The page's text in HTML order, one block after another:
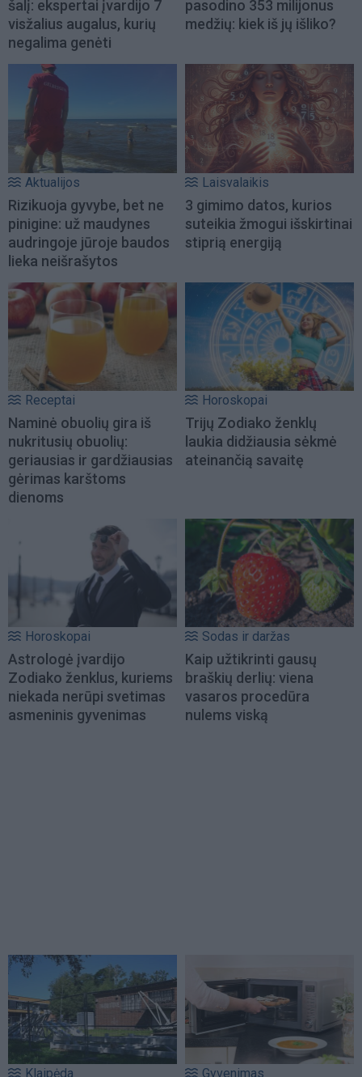
šalį: ekspertai įvardijo 7
visžalius augalus, kurių
negalima genėti
pasodino 353 milijonus
medžių: kiek iš jų išliko?
Aktualijos
Rizikuoja gyvybe, bet ne
pinigine: už maudynes
audringoje jūroje baudos
lieka neišrašytos
Laisvalaikis
3 gimimo datos, kurios
suteikia žmogui išskirtinai
stiprią energiją
Receptai
Naminė obuolių gira iš
nukritusių obuolių:
geriausias ir gardžiausias
gėrimas karštoms
dienoms
Horoskopai
Trijų Zodiako ženklų
laukia didžiausia sėkmė
ateinančią savaitę
Horoskopai
Astrologė įvardijo
Zodiako ženklus, kuriems
niekada nerūpi svetimas
asmeninis gyvenimas
Sodas ir daržas
Kaip užtikrinti gausų
braškių derlių: viena
vasaros procedūra
nulems viską
Klaipėda Gyvenimas